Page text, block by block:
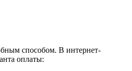
способом. В интернет-
оплаты: